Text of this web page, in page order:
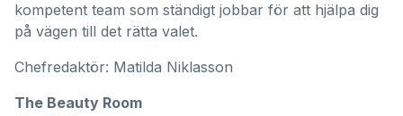
kompetent team som ständigt jobbar för att hjälpa dig
på vägen till det rätta valet.
Chefredaktör: Matilda Niklasson
The Beauty Room